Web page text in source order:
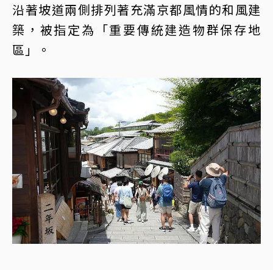
沿著坡道兩側排列著充滿京都風情的和風建
築，被指定為「重要傳統建造物群保存地
區」。